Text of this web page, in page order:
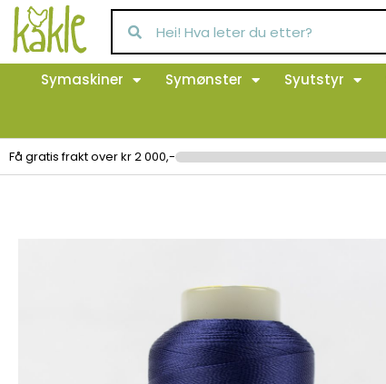
Symaskiner Symønster Syutstyr
Få gratis frakt over kr 2 000,-